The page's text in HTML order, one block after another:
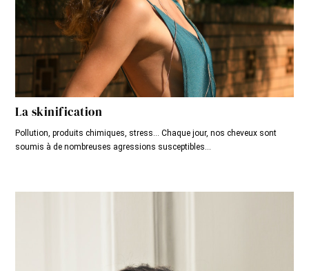
La skinification
Pollution, produits chimiques, stress... Chaque jour, nos cheveux sont
soumis à de nombreuses agressions susceptibles...